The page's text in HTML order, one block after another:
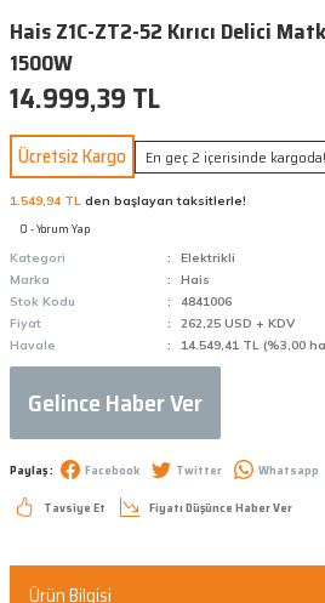
Hais Z1C-ZT2-52 Kırıcı Delici
1500W
14.999,39 TL
Ücretsiz Kargo En geç 2 içerisinde kargoda!
1.549,94 TL den başlayan taksitlerle!
0 - Yorum Yap
Kategori
Elektrikli
Marka
Hais
Stok Kodu
4841006
Fiyat
262,25 USD + KDV
Havale
14.549,41 TL (%3,00
Gelince Haber Ver
Paylaş : Facebook Twitter
Whatsapp
Tavsiye Et
Fiyatı Düşünce Haber Ver
Ürün Bilgisi